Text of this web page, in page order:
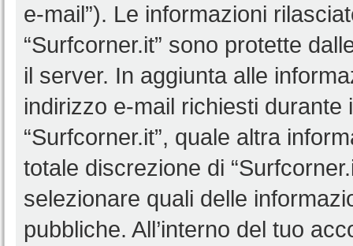
e-mail”). Le informazioni
“Surfcorner.it” sono protette
il server. In aggiunta alle
indirizzo e-mail richiesti
“Surfcorner.it”, quale altra
totale discrezione di
selezionare quali delle
pubbliche. All’interno del tuo